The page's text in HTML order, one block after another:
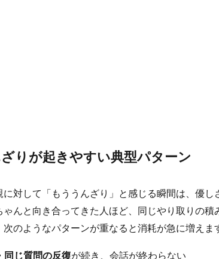
りが起きやすい典型パターン
に対して「もううんざり」と感じる瞬間は、優し
ゃんと向き合ってきた人ほど、同じやり取りの積
次のようなパターンが重なると消耗が急に増えま
同じ質問の反復が続き、会話が終わらない